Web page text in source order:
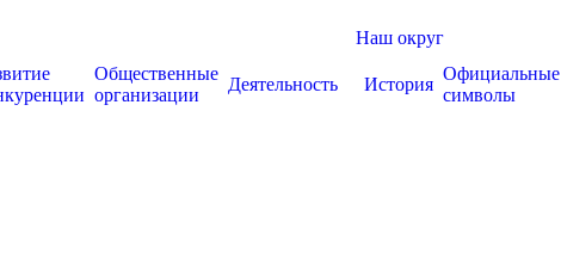
Общественные
организации
Деятельность
Наш округ
История
Официальные
символы